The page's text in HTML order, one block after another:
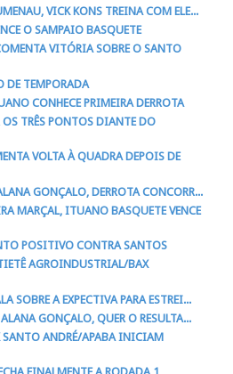
VICK KONS TREINA COM ELE...
O SAMPAIO BASQUETE
VITÓRIA SOBRE O SANTO
TEMPORADA
CONHECE PRIMEIRA DERROTA
TRÊS PONTOS DIANTE DO
VOLTA À QUADRA DEPOIS DE
GONÇALO, DERROTA CONCORR...
MARÇAL, ITUANO BASQUETE VENCE
POSITIVO CONTRA SANTOS
AGROINDUSTRIAL/BAX
SOBRE A EXPECTIVA PARA ESTREI...
GONÇALO, QUER O RESULTA...
SANTO ANDRÉ/APABA INICIAM